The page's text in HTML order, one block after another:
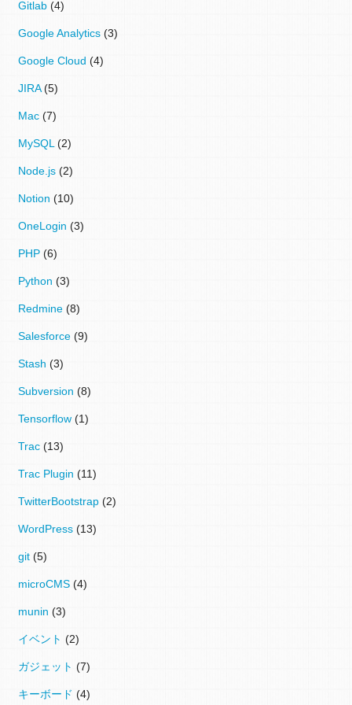
Gitlab (4)
Google Analytics (3)
Google Cloud (4)
JIRA(5)
Mac (7)
MySQL (2)
Node.js (2)
Notion (10)
OneLogin (3)
PHP (6)
Python (3)
Redmine (8)
Salesforce (9)
Stash (3)
Subversion (8)
Tensorflow (1)
Trac (13)
Trac Plugin (11)
TwitterBootstrap (2)
WordPress (13)
git (5)
microCMS (4)
munin (3)
イベント (2)
ガジェット (7)
キーボード (4)